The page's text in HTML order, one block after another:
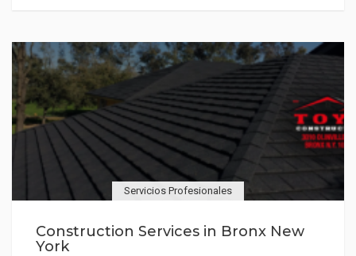
Servicios Profesionales
Construction Services in Bronx New
York